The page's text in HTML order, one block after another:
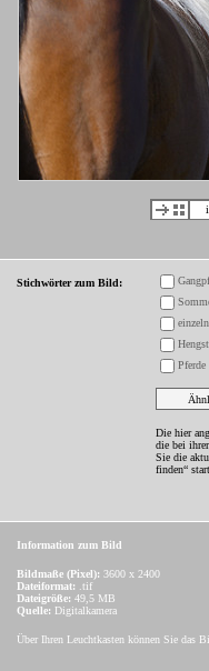
Stichwörter zum Bild:
einzeln
Hengst
Pferde
Die hier
die bei
Sie die
finden“
Information zum Bild
Bildmaße (Pixel): 3600 x 2400
Dateiformat:
.tif
Dateigröße: 49,5 MB
Quelle: Digitalkamera
Über Ihren Leuchtkasten können Sie das